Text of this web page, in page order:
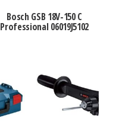
Bosch GSB 18V-150 C
Professional 06019J5102